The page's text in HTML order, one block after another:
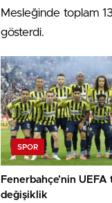
Mesleğinde toplam
gösterdi.
SPOR
Fenerbahçe’nin UEFA
değişiklik